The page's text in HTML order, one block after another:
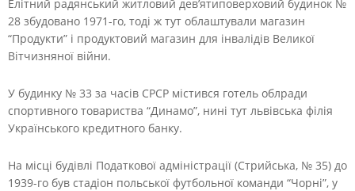
Елітний радянський житловий дев’ятиповерховий будинок №
28 збудовано 1971-го, тоді ж тут облаштували магазин
“Продукти” і продуктовий магазин для інвалідів Великої
Вітчизняної війни.
У будинку № 33 за часів СРСР містився готель облради
спортивного товариства “Динамо”, нині тут львівська філія
Українського кредитного банку.
На місці будівлі Податкової адміністрації (Стрийська, № 35) до
1939-го був стадіон польської футбольної команди “Чорні”, у